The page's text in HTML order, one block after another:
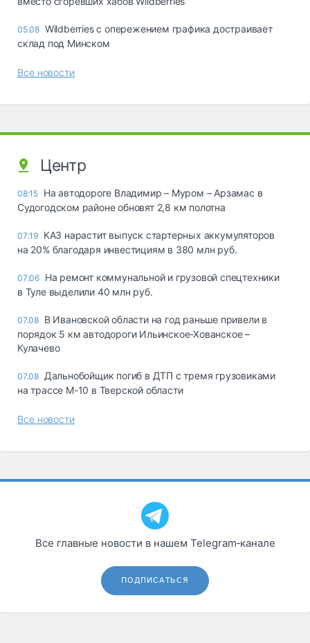
05.08 Wildberries с опережением графика достраивает
склад под Минском
Все новости
Центр
08:15 На автодороге Владимир – Муром – Арзамас в
Судогодском районе обновят 2,8 км полотна
07:19 КАЗ нарастит выпуск стартерных аккумуляторов
на 20% благодаря инвестициям в 380 млн руб.
07:06 На ремонт коммунальной и грузовой спецтехники
в Туле выделили 40 млн руб.
07.08 В Ивановской области на год раньше привели в
порядок 5 км автодороги Ильинское-Хованское –
Кулачево
07.08 Дальнобойщик погиб в ДТП с тремя грузовиками
на трассе М-10 в Тверской области
Все новости
Все главные новости в нашем Telegram‑канале
ПОДПИСАТЬСЯ